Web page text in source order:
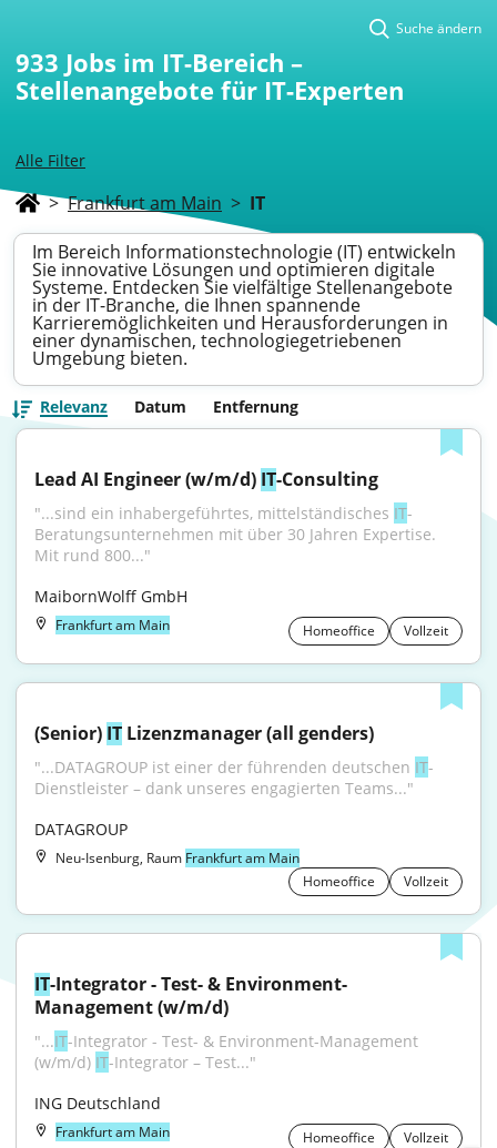
Alle Filter
Suche ändern
933 Jobs im IT-Bereich –
Stellenangebote für IT-Experten
> Frankfurt am Main > IT
Im Bereich Informationstechnologie (IT) entwickeln
Sie innovative Lösungen und optimieren digitale
Systeme. Entdecken Sie vielfältige Stellenangebote
in der IT-Branche, die Ihnen spannende
Karrieremöglichkeiten und Herausforderungen in
einer dynamischen, technologiegetriebenen
Umgebung bieten.
Relevanz Datum Entfernung
Lead AI Engineer (w/m/d) IT-Consulting
"...sind ein inhabergeführtes, mittelständisches IT-
Beratungsunternehmen mit über 30 Jahren Expertise.
Mit rund 800..."
MaibornWolff GmbH
Frankfurt am Main Homeoffice Vollzeit
(Senior) IT Lizenzmanager (all genders)
"...DATAGROUP ist einer der führenden deutschen IT-
Dienstleister – dank unseres engagierten Teams..."
DATAGROUP
Neu-Isenburg, Raum Frankfurt am Main
Homeoffice
Vollzeit
IT-Integrator - Test- & Environment-
Management (w/m/d)
"...IT-Integrator - Test- & Environment-Management
(w/m/d) IT-Integrator – Test..."
ING Deutschland
Frankfurt am Main Homeoffice Vollzeit